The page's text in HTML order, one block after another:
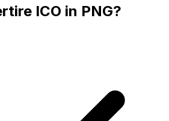
ICO in PNG?